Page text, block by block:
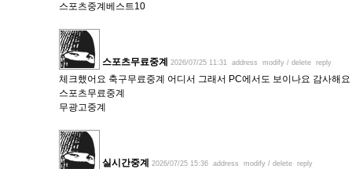
스포츠중계베스트10
스포츠무료중계 2026/07/25 11:31 address modify / delete reply
체크했어요 축구무료중계 어디서 그래서 PC에서도 보이나요 감사해요
스포츠무료중계
무광고중계
실시간중계 2026/07/25 15:36 address modify / delete reply